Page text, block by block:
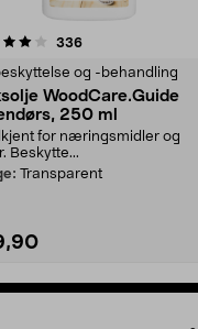
336anmeldelser
og -behandling
WoodCare.Guide
250 ml
for næringsmidler og
Beskytte...
Transparent
4.0av 5 stjerner